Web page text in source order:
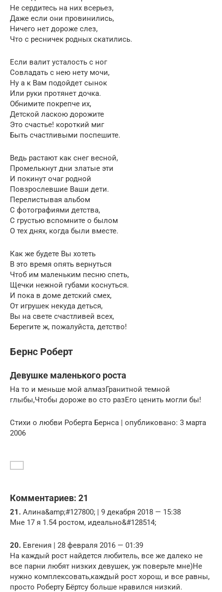
Не сердитесь на них всерьез,
Даже если они провинились,
Ничего нет дороже слез,
Что с ресничек родных скатились.
Если валит усталость с ног
Совладать с нею нету мочи,
Ну а к Вам подойдет сынок
Или руки протянет дочка.
Обнимите покрепче их,
Детской ласкою дорожите
Это счастье! короткий миг
Быть счастливыми поспешите.
Ведь растают как снег весной,
Промелькнут дни златые эти
И покинут очаг родной
Повзрослевшие Ваши дети.
Перелистывая альбом
С фотографиями детства,
С грустью вспомните о былом
О тех днях, когда были вместе.
Как же будете Вы хотеть
В это время опять вернуться
Чтоб им маленьким песню спеть,
Щечки нежной губами коснуться.
И пока в доме детский смех,
От игрушек некуда деться,
Вы на свете счастливей всех,
Берегите ж, пожалуйста, детство!
Бернс Роберт
Девушке маленького роста
На то и меньше мой алмазГранитной темной
глыбы,Чтобы дороже во сто разЕго ценить могли бы!
Cтихи о любви Роберта Бернса | опубликовано: 3 марта
2006
Комментариев: 21
21. Алина&amp;#127800; | 9 декабря 2018 — 15:38
Мне 17 я 1.54 ростом, идеально&#128514;
20. Евгения | 28 февраля 2016 — 01:39
На каждый рост найдется любитель, все же далеко не
все парни любят низких девушек, уж поверьте мне)Не
нужно комплексовать,каждый рост хорош, и все равны,
просто Роберту Бёртсу больше нравился низкий.